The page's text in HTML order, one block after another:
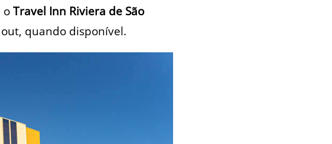
oTravel Inn Riviera de São
quando disponível.